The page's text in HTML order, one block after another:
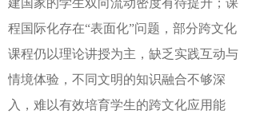
程国际化存在“表面化”问题，部分跨文化
课程仍以理论讲授为主，缺乏实践互动与
情境体验，不同文明的知识融合不够深
入，难以有效培育学生的跨文化应用能